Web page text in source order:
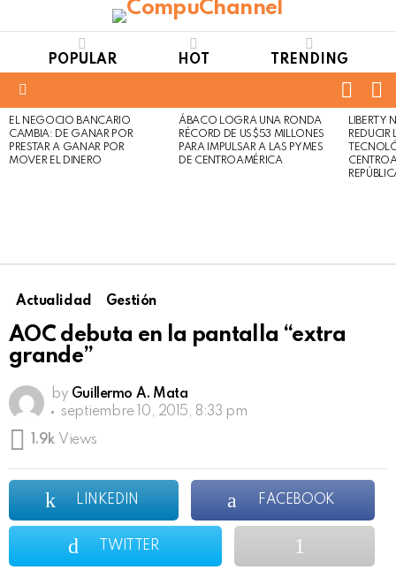
POPULAR HOT TRENDING
LATEST
STORIES
EL NEGOCIO BANCARIO
CAMBIA: DE GANAR POR
PRESTAR A GANAR POR
MOVER EL DINERO
Not
Safe
For
Click
to
view
ÁBACO LOGRA UNA RONDA
RÉCORD DE US$53 MILLONES
PARA IMPULSAR A LAS PYMES
DE CENTROAMÉRICA
LIBERTY
REDUCIR
Actualidad Gestión
AOC debuta en la pantalla “extra
grande”
by Guillermo A. Mata
septiembre 10, 2015, 8:33 pm
1.9k Views
LINKEDIN FACEBOOK
TWITTER